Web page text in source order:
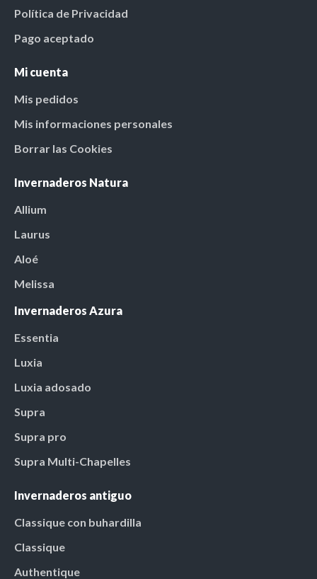
Política de Privacidad
Pago aceptado
Mi cuenta
Mis pedidos
Mis informaciones personales
Borrar las Cookies
Invernaderos Natura
Allium
Laurus
Aloé
Melissa
Invernaderos Azura
Essentia
Luxia
Luxia adosado
Supra
Supra pro
Supra Multi-Chapelles
Invernaderos antiguo
Classique con buhardilla
Classique
Authentique